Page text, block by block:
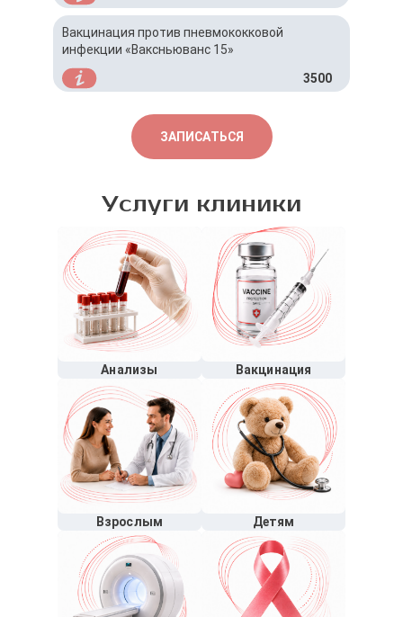
Вакцинация против пневмококковой
инфекции «Ваксньюванс 15»
3500
ЗАПИСАТЬСЯ
Услуги клиники
Анализы Вакцинация
Взрослым Детям